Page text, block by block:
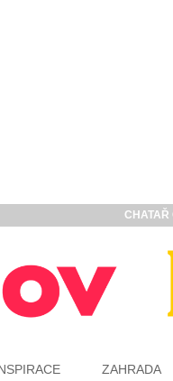
CHATAŘ
ZAHRADA